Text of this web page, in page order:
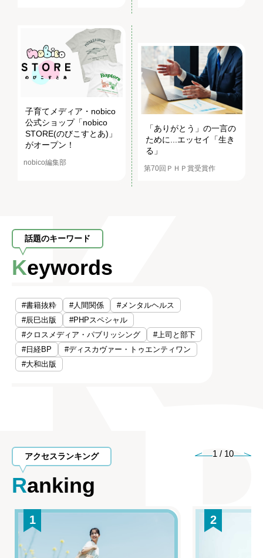
子育てメディア・nobico
公式ショップ「nobico
STORE(のびこすとあ)」
がオープン！
nobico編集部
「ありがとう」の一言の
ために...エッセイ「生き
る」
第70回ＰＨＰ賞受賞作
話題のキーワード
Keywords
#書籍抜粋 #人間関係
#メンタルヘルス
#辰巳出版
#PHPスペシャル
#クロスメディア・パブリッシング
#上司と部下
#日経BP
#ディスカヴァー・トゥエンティワン
#大和出版
アクセスランキング
Ranking
1 / 10
1 2